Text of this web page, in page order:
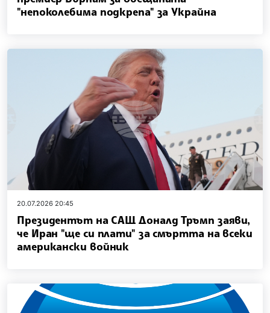
"непоколебима подкрепа" за Украйна
20.07.2026 20:45
Президентът на САЩ Доналд Тръмп заяви,
че Иран "ще си плати" за смъртта на всеки
американски войник